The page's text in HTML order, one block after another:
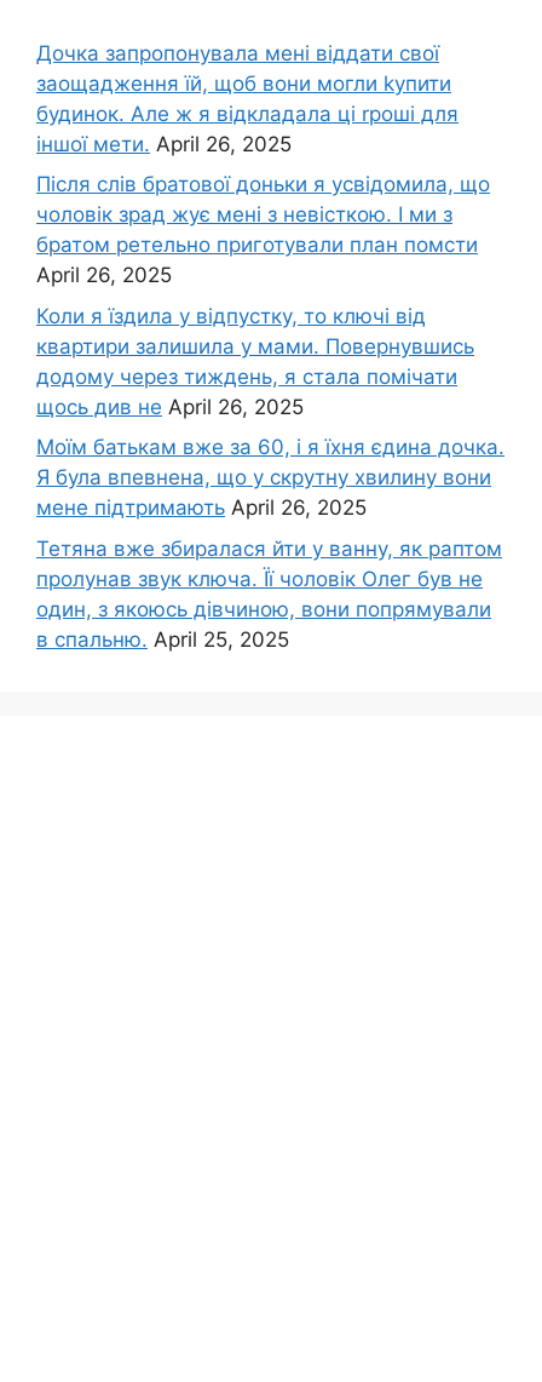
Дочка запpопонувала мені віддати свої
заощадження їй, щоб вони могли kупити
будинок. Але ж я відкладала ці rроші для
іншої мети. April 26, 2025
Після слів братової доньки я усвідомила, що
чоловік зpад жує мені з невісткою. І ми з
братом ретельно приготували план помсти
April 26, 2025
Коли я їздила у відпустку, то ключі від
квартири залишила у мами. Повернувшись
додому через тиждень, я стала помічати
щось див не April 26, 2025
Моїм батькам вже за 60, і я їхня єдина дочка.
Я була впевнена, що у скрутну хвилину вони
мене підтримають April 26, 2025
Тетяна вже збиралася йти у ванну, як раптом
пролунав звук ключа. Її чоловік Олег був не
один, з якоюсь дівчиною, вони попрямували
в спальню. April 25, 2025